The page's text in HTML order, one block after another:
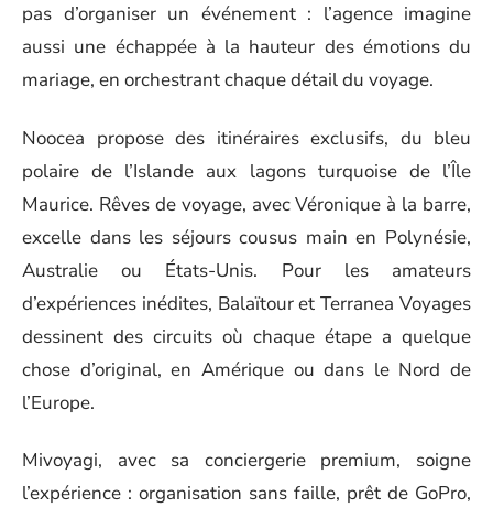
pas d’organiser un événement : l’agence imagine
aussi une échappée à la hauteur des émotions du
mariage, en orchestrant chaque détail du voyage.
Noocea propose des itinéraires exclusifs, du bleu
polaire de l’Islande aux lagons turquoise de l’Île
Maurice. Rêves de voyage, avec Véronique à la barre,
excelle dans les séjours cousus main en Polynésie,
Australie ou États-Unis. Pour les amateurs
d’expériences inédites, Balaïtour et Terranea Voyages
dessinent des circuits où chaque étape a quelque
chose d’original, en Amérique ou dans le Nord de
l’Europe.
Mivoyagi, avec sa conciergerie premium, soigne
l’expérience : organisation sans faille, prêt de GoPro,